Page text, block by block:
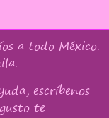
a todo México.
escríbenos
te